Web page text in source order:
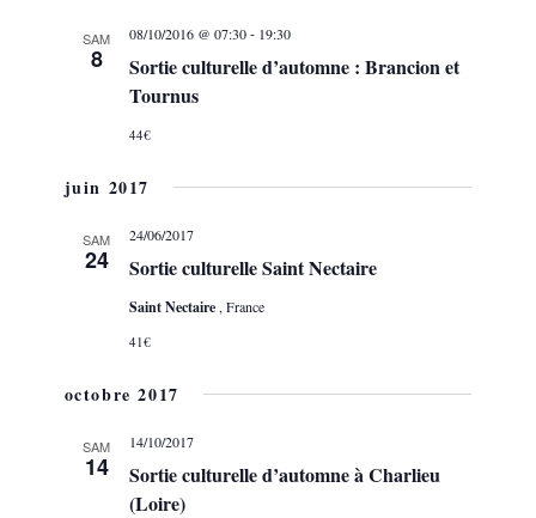
SAM
8
Sortie culturelle d’automne : Brancion et
Tournus
08/10/2016 @ 07:30- 19:30
44€
juin 2017
SAM
24 Sortie culturelle Saint Nectaire
24/06/2017
Saint Nectaire , France
41€
octobre 2017
SAM
14
Sortie culturelle d’automne à Charlieu
(Loire)
14/10/2017